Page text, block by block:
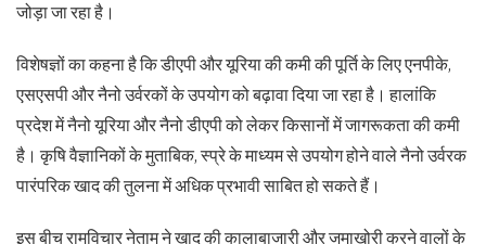
जोड़ा जा रहा है।
विशेषज्ञों का कहना है कि डीएपी और यूरिया की कमी की पूर्ति के लिए एनपीके,
एसएसपी और नैनो उर्वरकों के उपयोग को बढ़ावा दिया जा रहा है। हालांकि
प्रदेश में नैनो यूरिया और नैनो डीएपी को लेकर किसानों में जागरूकता की कमी
है। कृषि वैज्ञानिकों के मुताबिक, स्प्रे के माध्यम से उपयोग होने वाले नैनो उर्वरक
पारंपरिक खाद की तुलना में अधिक प्रभावी साबित हो सकते हैं।
इस बीच रामविचार नेताम ने खाद की कालाबाजारी और जमाखोरी करने वालों के